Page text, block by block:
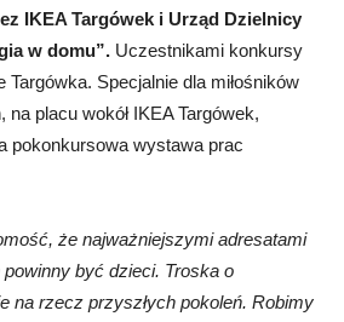
IKEA Targówek i Urząd Dzielnicy
w domu”. Uczestnikami konkursy
Targówka. Specjalnie dla miłośników
placu wokół IKEA Targówek,
pokonkursowa wystawa prac
że najważniejszymi adresatami
powinny być dzieci. Troska o
na rzecz przyszłych pokoleń. Robimy